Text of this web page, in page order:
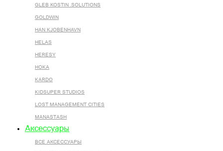
GLEB KOSTIN .SOLUTIONS
GOLDWIN
HAN KJOBENHAVN
HELAS
HERESY
HOKA
KARDO
KIDSUPER STUDIOS
LOST MANAGEMENT CITIES
MANASTASH
Аксессуары
ВСЕ AКСЕССУАРЫ